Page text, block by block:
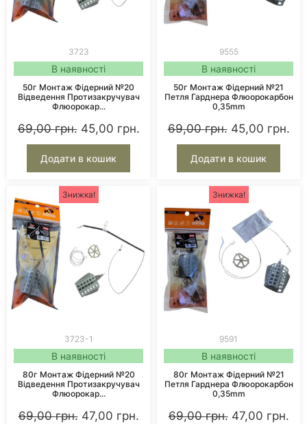
3723
В наявності
50г Монтаж Фідерний №20
Відведення Протизакручувач
Флюорокар...
69,00грн. 45,00 грн.
Додати в кошик
9555
В наявності
50г Монтаж Фідерний №21
Петля Гарднера Флюорокарбон
0,35mm
69,00грн. 45,00 грн.
Додати в кошик
Знижка!
3723-1
В наявності
80г Монтаж Фідерний №20
Відведення Протизакручувач
Флюорокар...
69,00грн. 47,00 грн.
Знижка!
9591
В наявності
80г Монтаж Фідерний №21
Петля Гарднера Флюорокарбон
0,35mm
69,00грн. 47,00 грн.